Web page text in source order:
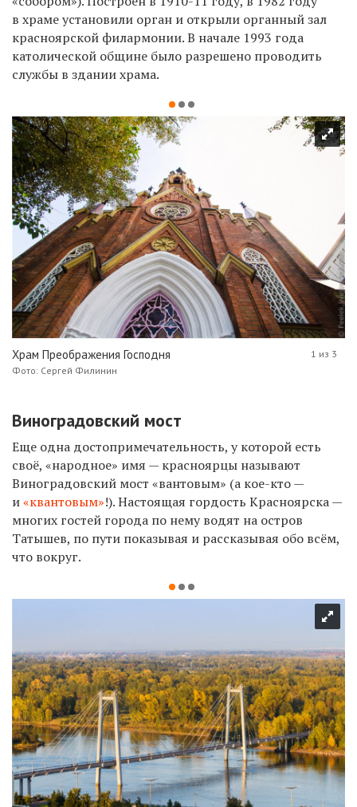
в храме установили орган и открыли органный зал
красноярской филармонии. В начале 1993 года
католической общине было разрешено проводить
службы в здании храма.
Храм Преображения Господня
Фото: Сергей Филинин
1 из 3
Виноградовский мост
Еще одна достопримечательность, у которой есть
своё, «народное» имя — красноярцы называют
Виноградовский мост «вантовым» (а кое-кто —
и«квантовым»!). Настоящая гордость Красноярска —
многих гостей города по нему водят на остров
Татышев, по пути показывая и рассказывая обо всём,
что вокруг.